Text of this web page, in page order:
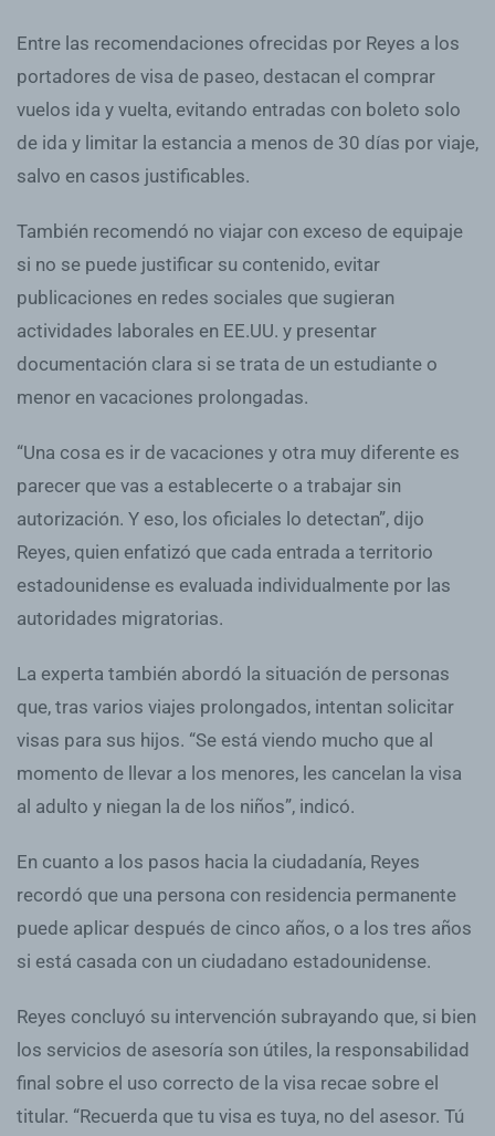
Entre las recomendaciones ofrecidas por Reyes a los
portadores de visa de paseo, destacan el comprar
vuelos ida y vuelta, evitando entradas con boleto solo
de ida y limitar la estancia a menos de 30 días por viaje,
salvo en casos justificables.
También recomendó no viajar con exceso de equipaje
si no se puede justificar su contenido, evitar
publicaciones en redes sociales que sugieran
actividades laborales en EE.UU. y presentar
documentación clara si se trata de un estudiante o
menor en vacaciones prolongadas.
“Una cosa es ir de vacaciones y otra muy diferente es
parecer que vas a establecerte o a trabajar sin
autorización. Y eso, los oficiales lo detectan”, dijo
Reyes, quien enfatizó que cada entrada a territorio
estadounidense es evaluada individualmente por las
autoridades migratorias.
La experta también abordó la situación de personas
que, tras varios viajes prolongados, intentan solicitar
visas para sus hijos. “Se está viendo mucho que al
momento de llevar a los menores, les cancelan la visa
al adulto y niegan la de los niños”, indicó.
En cuanto a los pasos hacia la ciudadanía, Reyes
recordó que una persona con residencia permanente
puede aplicar después de cinco años, o a los tres años
si está casada con un ciudadano estadounidense.
Reyes concluyó su intervención subrayando que, si bien
los servicios de asesoría son útiles, la responsabilidad
final sobre el uso correcto de la visa recae sobre el
titular. “Recuerda que tu visa es tuya, no del asesor. Tú